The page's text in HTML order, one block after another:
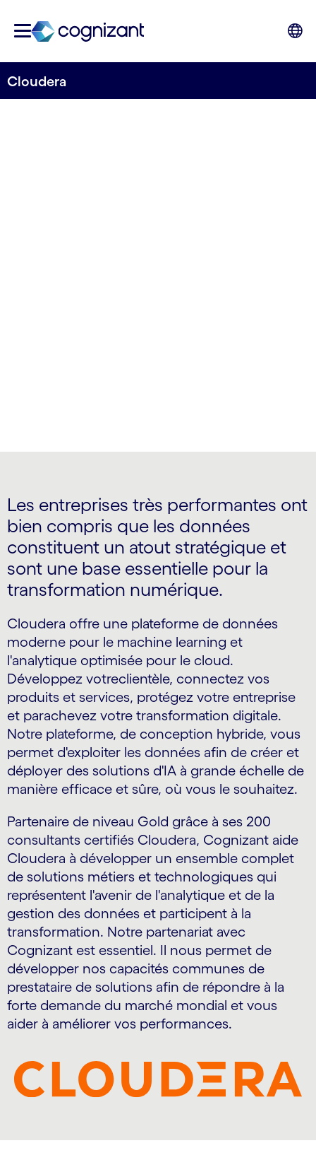
Cloudera
Les entreprises très performantes ont
bien compris que les données
constituent un atout stratégique et
sont une base essentielle pour la
transformation numérique.
Cloudera offre une plateforme de données
moderne pour le machine learning et
l'analytique optimisée pour le cloud.
Développez votreclientèle, connectez vos
produits et services, protégez votre entreprise
et parachevez votre transformation digitale.
Notre plateforme, de conception hybride, vous
permet d'exploiter les données afin de créer et
déployer des solutions d'IA à grande échelle de
manière efficace et sûre, où vous le souhaitez.
Partenaire de niveau Gold grâce à ses 200
consultants certifiés Cloudera, Cognizant aide
Cloudera à développer un ensemble complet
de solutions métiers et technologiques qui
représentent l'avenir de l'analytique et de la
gestion des données et participent à la
transformation. Notre partenariat avec
Cognizant est essentiel. Il nous permet de
développer nos capacités communes de
prestataire de solutions afin de répondre à la
forte demande du marché mondial et vous
aider à améliorer vos performances.